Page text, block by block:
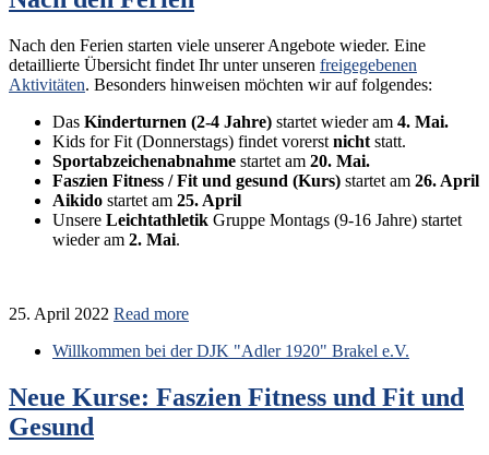
Nach den Ferien starten viele unserer Angebote wieder. Eine
detaillierte Übersicht findet Ihr unter unseren freigegebenen
Aktivitäten. Besonders hinweisen möchten wir auf folgendes:
Das Kinderturnen (2-4 Jahre) startet wieder am 4. Mai.
Kids for Fit (Donnerstags) findet vorerst nicht statt.
Sportabzeichenabnahme startet am 20. Mai.
Faszien Fitness / Fit und gesund (Kurs) startet am 26. April
Aikido startet am 25. April
Unsere Leichtathletik Gruppe Montags (9-16 Jahre) startet
wieder am 2. Mai.
25. April 2022 Read more
Willkommen bei der DJK "Adler 1920" Brakel e.V.
Neue Kurse: Faszien Fitness und Fit und
Gesund